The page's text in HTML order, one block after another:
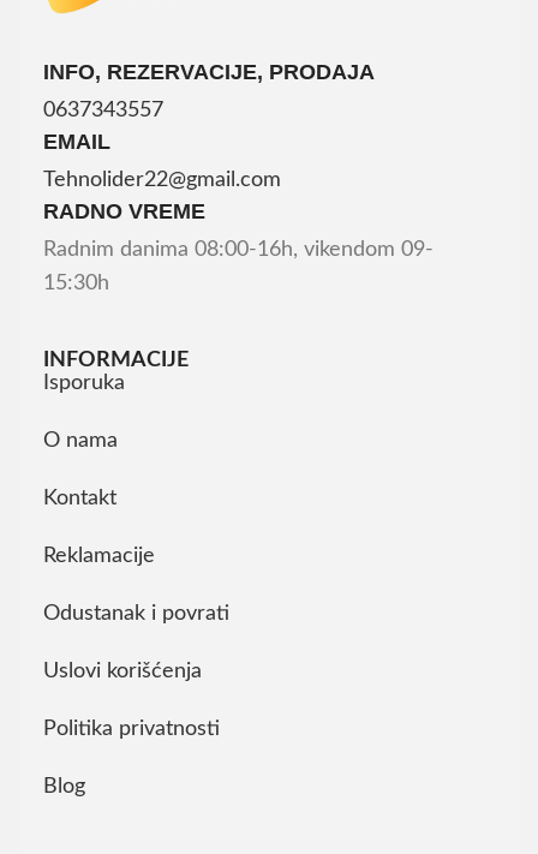
INFO, REZERVACIJE, PRODAJA
0637343557
EMAIL
Tehnolider22@gmail.com
RADNO VREME
Radnim danima 08:00-16h, vikendom 09-
15:30h
INFORMACIJE
Isporuka
O nama
Kontakt
Reklamacije
Odustanak i povrati
Uslovi korišćenja
Politika privatnosti
Blog